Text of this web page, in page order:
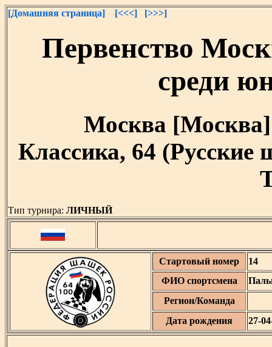
[Домашняя страница] [<<<] [>>>]
Первенство
среди
Москва [Москва]
Классика, 64
Тип турнира: ЛИЧНЫЙ
Стартовый номер
14
ФИО спортсмена
Регион/Команда
Дата рождения
27-